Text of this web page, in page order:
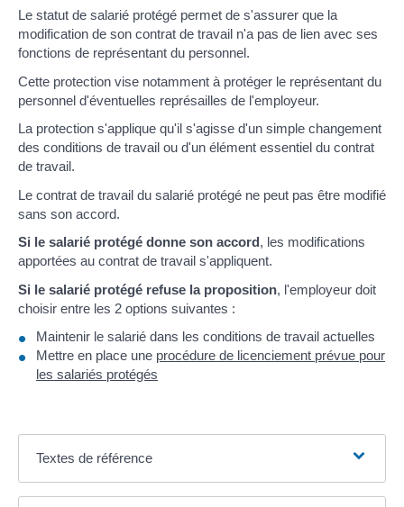
Le statut de salarié protégé permet de s'assurer que la
modification de son contrat de travail n'a pas de lien avec ses
fonctions de représentant du personnel.
Cette protection vise notamment à protéger le représentant du
personnel d'éventuelles représailles de l'employeur.
La protection s'applique qu'il s'agisse d'un simple changement
des conditions de travail ou d'un élément essentiel du contrat
de travail.
Le contrat de travail du salarié protégé ne peut pas être modifié
sans son accord.
Si le salarié protégé donne son accord, les modifications
apportées au contrat de travail s'appliquent.
Si le salarié protégé refuse la proposition, l'employeur doit
choisir entre les 2 options suivantes :
Maintenir le salarié dans les conditions de travail actuelles
Mettre en place une procédure de licenciement prévue pour
les salariés protégés
Textes de référence